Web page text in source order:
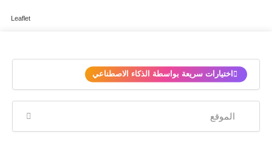
✨ اختيارات سريعة بواسطة الذكاء الاصطناعي
Leaflet